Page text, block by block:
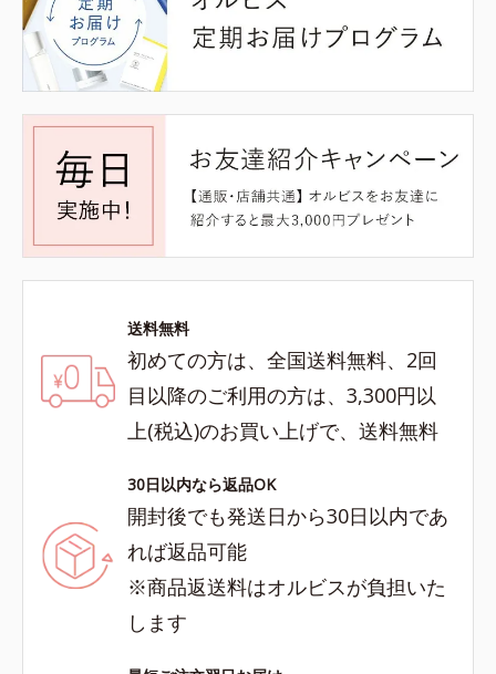
送料無料
初めての方は、全国送料無料、2回
目以降のご利用の方は、3,300円以
上(税込)のお買い上げで、送料無料
30日以内なら返品OK
開封後でも発送日から30日以内であ
れば返品可能
※商品返送料はオルビスが負担いた
します